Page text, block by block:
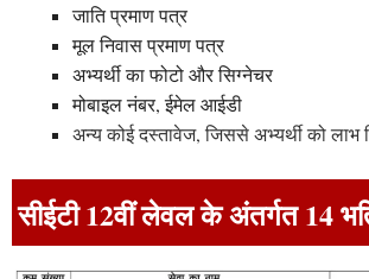
जाति प्रमाण पत्र
मूल निवास प्रमाण पत्र
अभ्यर्थी का फोटो और सिग्नेचर
मोबाइल नंबर, ईमेल आईडी
अन्य कोई दस्तावेज, जिससे अभ्यर्थी को लाभ
सीईटी 12वीं लेवल के अंतर्गत 14